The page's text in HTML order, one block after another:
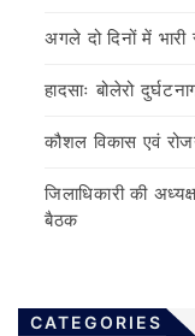
अगले दो दिनों में भारी
हादसाः बोलेरो
कौशल विकास एवं
जिलाधिकारी की
बैठक
CATEGORIES